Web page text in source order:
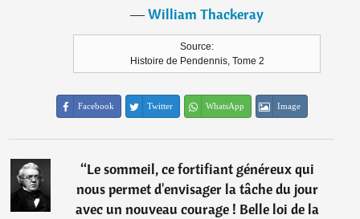
―William Thackeray
Source:
Histoire de Pendennis, Tome 2
Facebook Twitter WhatsApp Image
“Le sommeil, ce fortifiant généreux qui
nous permet d'envisager la tâche du jour
avec un nouveau courage ! Belle loi de la